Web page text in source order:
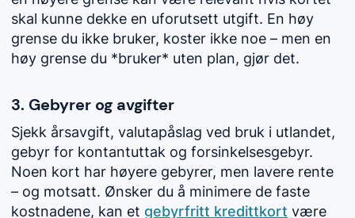
skal kunne dekke en uforutsett utgift. En høy
grense du ikke bruker, koster ikke noe – men en
høy grense du *bruker* uten plan, gjør det.
3. Gebyrer og avgifter
Sjekk årsavgift, valutapåslag ved bruk i utlandet,
gebyr for kontantuttak og forsinkelsesgebyr.
Noen kort har høyere gebyrer, men lavere rente
– og motsatt. Ønsker du å minimere de faste
kostnadene, kan et gebyrfritt kredittkort være